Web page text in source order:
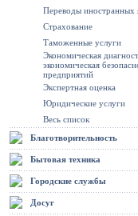
Переводы иностранных
Страхование
Таможенные услуги
Экономическая
экономическая
предприятий
Экспертная оценка
Юридические услуги
Весь список
Благотворительность
Бытовая техника
Городские службы
Досуг